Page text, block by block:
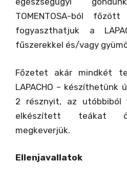
TOMENTOSA-ból
fogyaszthatjuk a
fűszerekkel és/vagy
Főzetet akár mindkét
LAPACHO – készíthetünk
2 résznyit, az utóbbiból
elkészített teákat
megkeverjük.
Ellenjavallatok